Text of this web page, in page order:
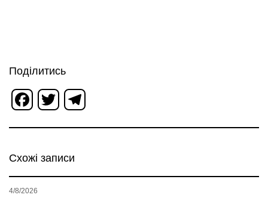
Поділитись
Facebook
Twitter
Схожі записи
4/8/2026